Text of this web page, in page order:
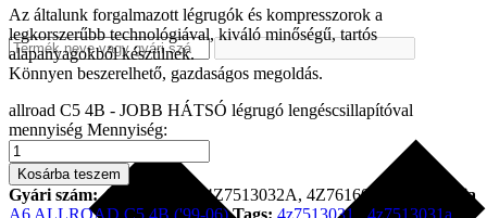
Az általunk forgalmazott légrugók és kompresszorok a
legkorszerűbb technológiával, kiváló minőségű, tartós
alapanyagokból készülnek.
Könnyen beszerelhető, gazdaságos megoldás.
allroad C5 4B - JOBB HÁTSÓ légrugó lengéscsillapítóval
mennyiség Mennyiség:
Kosárba teszem
Gyári szám:4Z7616052A, 4Z7513032A, 4Z7616020A
Kategória
A6 ALLROAD C5 4B ('99-06) Tags: 4z7513031 4z7513031a